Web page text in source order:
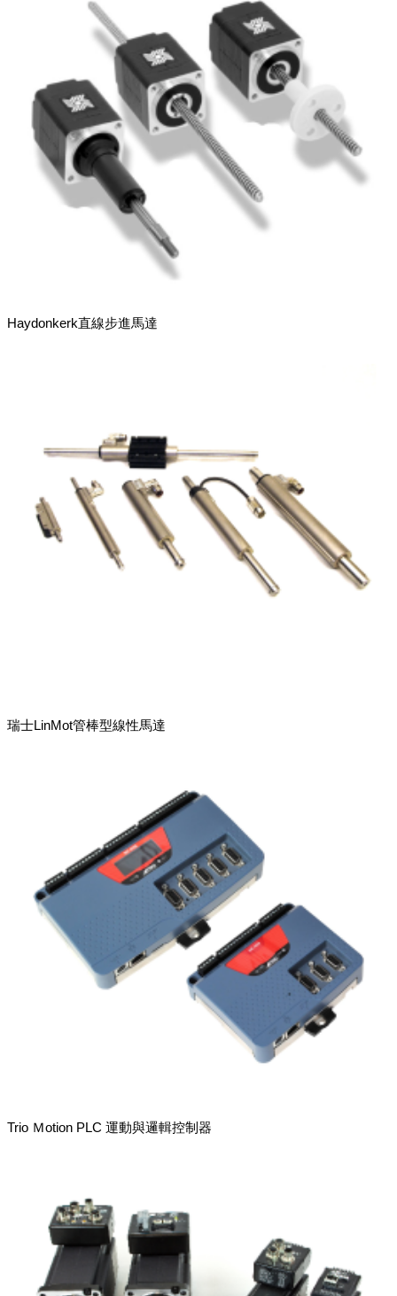
Haydonkerk直線步進馬達
瑞士LinMot管棒型線性馬達
Trio Ｍotion PLC 運動與邏輯控制器